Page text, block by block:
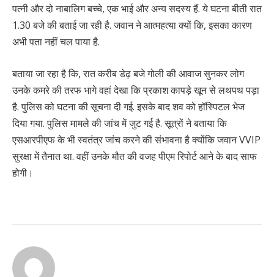
पत्नी और दो नाबालिग बच्चे, एक भाई और अन्य सदस्य हैं. ये घटना बीती रात
1.30 बजे की बताई जा रही है. जवान ने आत्महत्या क्यों कि, इसका कारण
अभी पता नहीं चल पाया है.
बताया जा रहा है कि, रात करीब डेढ़ बजे गोली की आवाज सुनकर लोग
उनके कमरे की तरफ भागे वहां देखा कि प्रकाश कापड़े खून से लथपथ पड़ा
है. पुलिस को घटना की सूचना दी गई. इसके बाद शव को हॉस्पिटल भेज
दिया गया. पुलिस मामले की जांच में जुट गई है. सूत्रों ने बताया कि
एसआरपीएफ के भी स्वतंत्र जांच करने की संभावना है क्योंकि जवान VVIP
सुरक्षा में तैनात था. वहीं उनके मौत की वजह पीएम रिपोर्ट आने के बाद साफ
होगी।
Reading